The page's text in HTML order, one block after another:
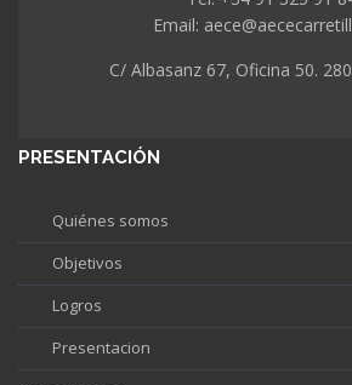
Email:
C/ Albasanz 67, Oficina 50.
PRESENTACIÓN
Quiénes somos
Objetivos
Logros
Presentacion